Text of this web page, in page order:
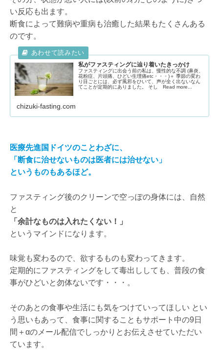
い反応も出ます。
断食によって難病や重病も治癒した結果もたくさんある
のです。
私がファスティングに辿り着いたきっかけ
ファスティングに出会う前の私は、慢性的な不調 (鼻炎、
花粉症、片頭痛、ひどい生理痛etc・・・)＋ 季節の変わ
り目ごとには、必ず風邪をひいて、声が全く出ないなん
てことが定期的にありました。 そし Read more...
chizuki-fasting.com
医療先進国ドイツのことわざに、
「断食に治せないものは医者には治せない」
というものもあるほど。
ファスティング後のクリーンで空っぽの身体には、自然
と
「余計なものは入れたくない！」
というマインドになります。
味覚も変わるので、欲するものも変わってきます。
定期的にファスティングをして毒出ししても、普段の食
事がひどいと勿体ないです・・・。
そのあとの食事や生活にも気をつけていってほしい とい
う思いもあって、食事に関することもサポート中の9日
間＋αのメール配信でしっかりとお伝えさせていただい
ています。